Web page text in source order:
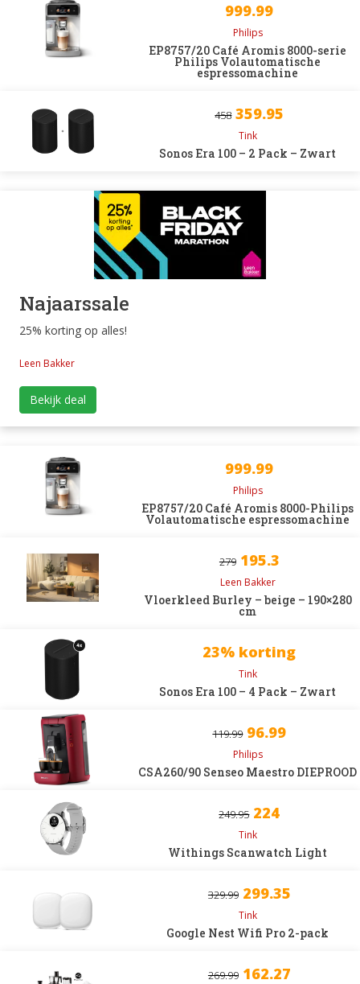
999.99
Philips
EP8757/20 Café Aromis 8000-serie
Philips Volautomatische
espressomachine
458 359.95
Tink
Sonos Era 100 – 2 Pack – Zwart
Najaarssale
25% korting op alles!
Leen Bakker
Bekijk deal
999.99
Philips
EP8757/20 Café Aromis 8000-Philips
Volautomatische espressomachine
279 195.3
Leen Bakker
Vloerkleed Burley – beige – 190×280
cm
23% korting
Tink
Sonos Era 100 – 4 Pack – Zwart
119.99 96.99
Philips
CSA260/90 Senseo Maestro DIEPROOD
249.95 224
Tink
Withings Scanwatch Light
329.99 299.35
Tink
Google Nest Wifi Pro 2-pack
269.99 162.27